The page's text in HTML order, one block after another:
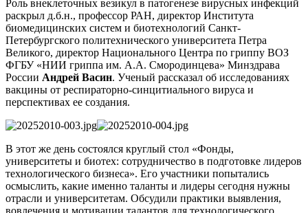
Роль внеклеточных везикул в патогенезе вирусных инфекций
раскрыл д.б.н., профессор РАН, директор Института
биомедицинских систем и биотехнологий Санкт-
Петербургского политехнического университета Петра
Великого, директор Национального Центра по гриппу ВОЗ
ФГБУ «НИИ гриппа им. А.А. Смородинцева» Минздрава
России Андрей Васин. Ученый рассказал об исследованиях
вакцины от респираторно-синцитиального вируса и
перспективах ее создания.
В этот же день состоялся круглый стол «Фонды,
университеты и биотех: сотрудничество в подготовке лидеров
технологического бизнеса». Его участники попытались
осмыслить, какие именно таланты и лидеры сегодня нужны
отрасли и университетам. Обсудили практики выявления,
вовлечения и мотивации талантов для технологического